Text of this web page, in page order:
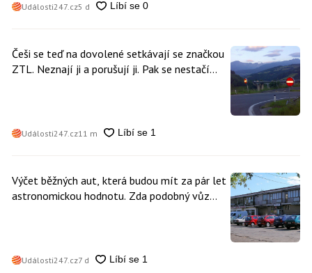
Události247.cz5 d
Češi se teď na dovolené setkávají se značkou
ZTL. Neznají ji a porušují ji. Pak se nestačí
Události247.cz11 m
Výčet běžných aut, která budou mít za pár let
astronomickou hodnotu. Zda podobný vůz
Události247.cz7 d